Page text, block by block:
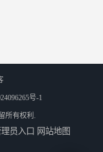
号-1
所有权利.
员入口 网站地图